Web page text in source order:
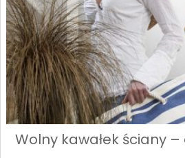
Wolny kawałek ściany